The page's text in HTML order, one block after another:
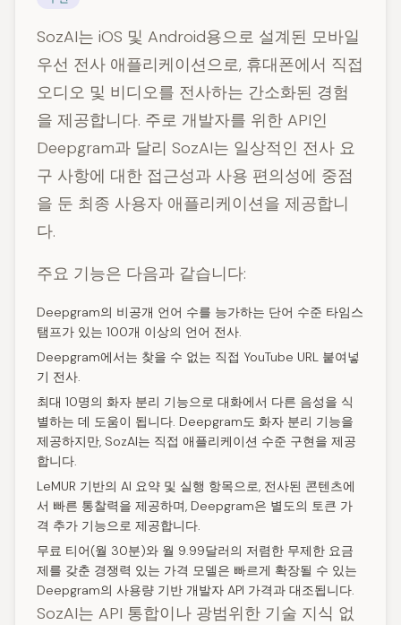
SozAI는 iOS 및 Android용으로 설계된 모바일
우선 전사 애플리케이션으로, 휴대폰에서 직접
오디오 및 비디오를 전사하는 간소화된 경험
을 제공합니다. 주로 개발자를 위한 API인
Deepgram과 달리 SozAI는 일상적인 전사 요
구 사항에 대한 접근성과 사용 편의성에 중점
을 둔 최종 사용자 애플리케이션을 제공합니
다.
주요 기능은 다음과 같습니다:
Deepgram의 비공개 언어 수를 능가하는 단어 수준 타임스
탬프가 있는 100개 이상의 언어 전사.
Deepgram에서는 찾을 수 없는 직접 YouTube URL 붙여넣
기 전사.
최대 10명의 화자 분리 기능으로 대화에서 다른 음성을 식
별하는 데 도움이 됩니다. Deepgram도 화자 분리 기능을
제공하지만, SozAI는 직접 애플리케이션 수준 구현을 제공
합니다.
LeMUR 기반의 AI 요약 및 실행 항목으로, 전사된 콘텐츠에
서 빠른 통찰력을 제공하며, Deepgram은 별도의 토큰 가
격 추가 기능으로 제공합니다.
무료 티어(월 30분)와 월 9.99달러의 저렴한 무제한 요금
제를 갖춘 경쟁력 있는 가격 모델은 빠르게 확장될 수 있는
Deepgram의 사용량 기반 개발자 API 가격과 대조됩니다.
SozAI는 API 통합이나 광범위한 기술 지식 없